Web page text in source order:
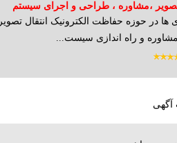
تصویر ،مشاوره ، طراحی و اجرای سیستم
و انجام کلیه امور شبکه و کامپیوتر
ها در حوزه حفاظت الکترونیک انتقال تصویر
و راه اندازی سیست...
آگهی